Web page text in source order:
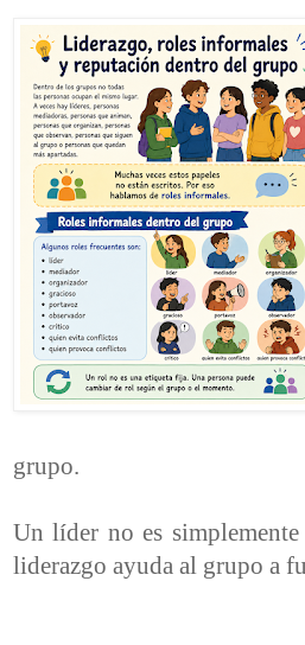
grupo.
Un líder no es
liderazgo ayuda al grupo a